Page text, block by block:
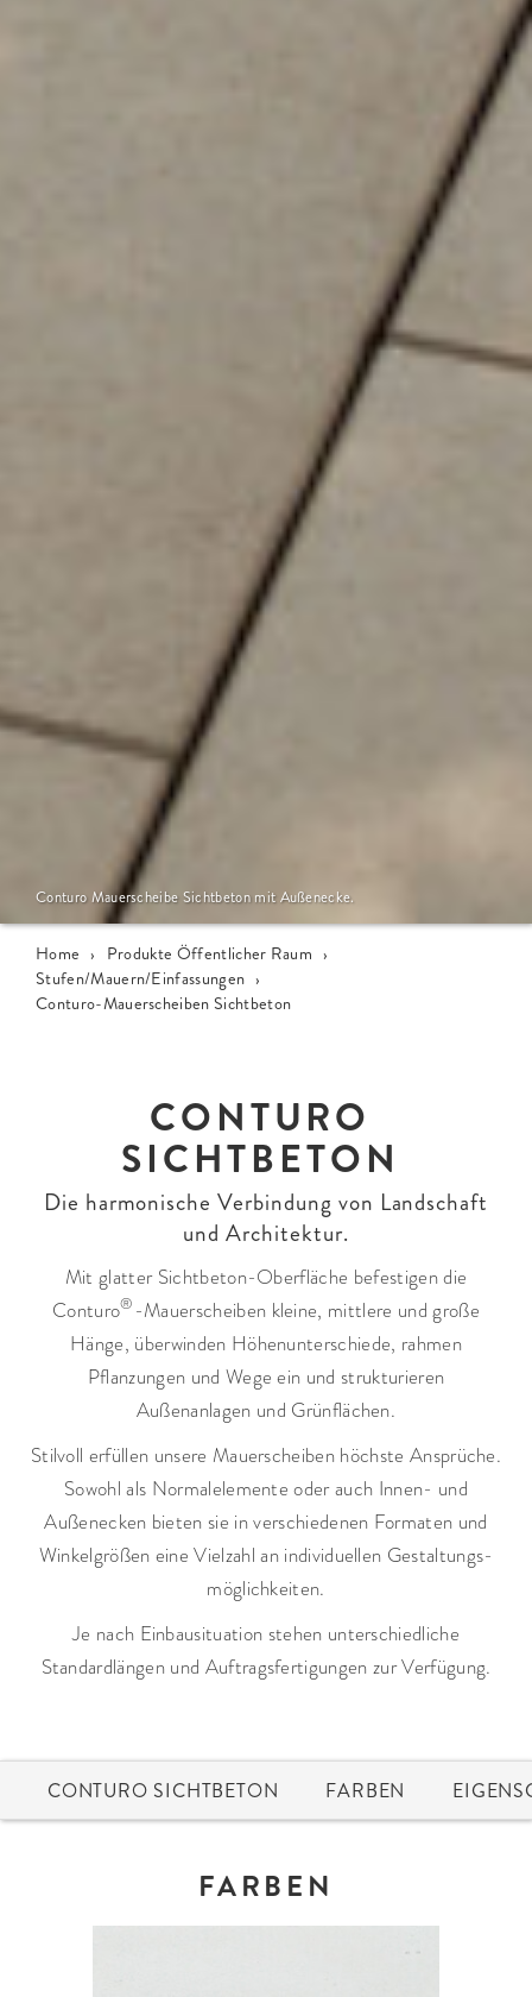
Conturo Mauerscheibe Sichtbeton mit Außenecke.
Home › Produkte Öffentlicher Raum ›
Stufen/Mauern/Einfassungen ›
Conturo-Mauerscheiben Sichtbeton
CONTURO
SICHTBETON
Die harmonische Verbindung von Landschaft
und Architektur.
Mit glatter Sichtbeton-Oberfläche befestigen die
Conturo® -Mauerscheiben kleine, mittlere und große
Hänge, überwinden Höhen­unter­schiede, rahmen
Pflanzungen und Wege ein und strukturieren
Außenanlagen und Grünflächen.
Stilvoll erfüllen unsere Mauerscheiben höchste Ansprüche.
Sowohl als Normalelemente oder auch Innen- und
Außenecken bieten sie in verschiedenen Formaten und
Winkelgrößen eine Vielzahl an individuellen Gestaltungs­
möglich­keiten.
Je nach Einbausituation stehen unterschiedliche
Standardlängen und Auftragsfertigungen zur Verfügung.
CONTURO SICHTBETON FARBEN
FARBEN